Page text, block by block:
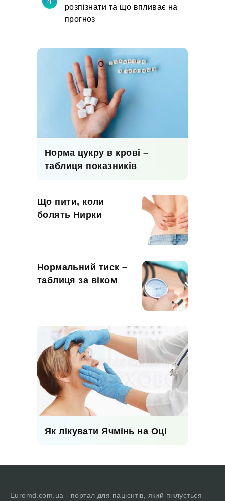
розпізнати та що впливає на
прогноз
Норма цукру в крові –
таблиця показників
Що пити, коли
болять Нирки
Нормальний тиск –
таблиця за віком
Як лікувати Ячмінь на Оці
Euromd.com.ua - портал для пацієнтів, який піклується